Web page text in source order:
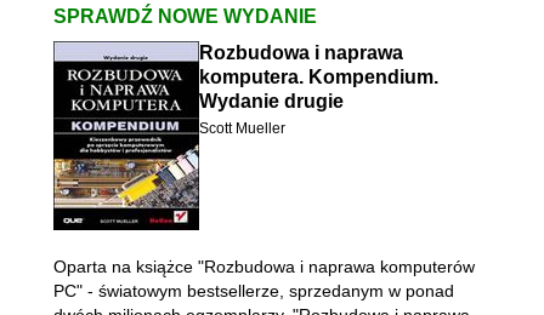
SPRAWDŹ NOWE WYDANIE
Rozbudowa i naprawa
komputera. Kompendium.
Wydanie drugie
Scott Mueller
Oparta na książce "Rozbudowa i naprawa komputerów
PC" - światowym bestsellerze, sprzedanym w ponad